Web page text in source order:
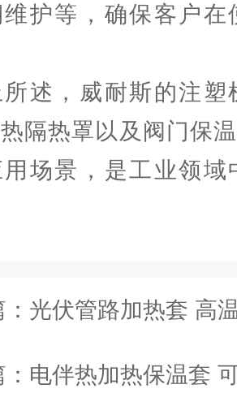
护等，确保客户
，威耐斯的注塑
隔热罩以及阀门保
用场景，是工业领
光伏管路加热套 高温管路加
电伴热加热保温套 可拆卸柔性保